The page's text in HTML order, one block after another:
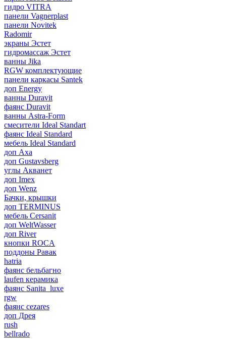
гидро VITRA
панели Vagnerplast
панели Novitek
Radomir
экраны Эстет
гидромассаж Эстет
ванны Jika
RGW комплектующие
панели каркасы Santek
доп Energy
ванны Duravit
фаянс Duravit
ванны Astra-Form
смесители Ideal Standart
фаянс Ideal Standard
мебель Ideal Standard
доп Axa
доп Gustavsberg
углы Акванет
доп Imex
доп Wenz
Бачки, крышки
доп TERMINUS
мебель Cersanit
доп WeltWasser
доп River
кнопки ROCA
поддоны Равак
hatria
фаянс бельбагно
laufen керамика
фаянс Sanita_luxe
rgw
фаянс cezares
доп Дрея
rush
bellrado